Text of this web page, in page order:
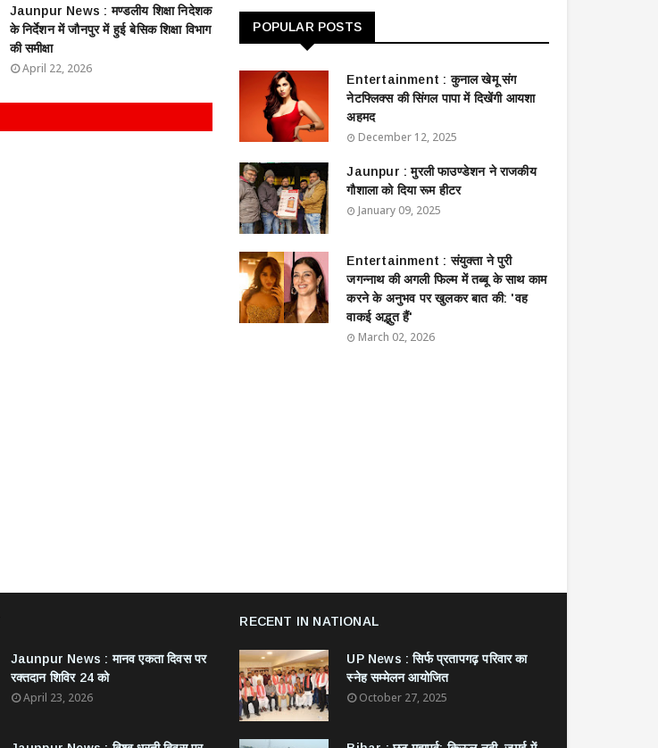
Jaunpur News : ​मण्डलीय शिक्षा निदेशक
के निर्देशन में जौनपुर में हुई बेसिक शिक्षा विभाग
की समीक्षा
April 22, 2026
POPULAR POSTS
Entertainment : ​​​​कुनाल खेमू संग
नेटफ्लिक्स की सिंगल पापा में दिखेंगी आयशा
अहमद
December 12, 2025
Jaunpur : ​मुरली फाउण्डेशन ने राजकीय
गौशाला को दिया रूम हीटर
January 09, 2025
Entertainment : ​संयुक्ता ने पुरी
जगन्नाथ की अगली फिल्म में तब्बू के साथ काम
करने के अनुभव पर खुलकर बात की: 'वह
वाकई अद्भुत हैं'
March 02, 2026
Jaunpur News : ​मानव एकता दिवस पर
रक्तदान शिविर 24 को
April 23, 2026
RECENT IN NATIONAL
UP News : सिर्फ प्रतापगढ़ परिवार का
स्नेह सम्मेलन आयोजित
October 27, 2025